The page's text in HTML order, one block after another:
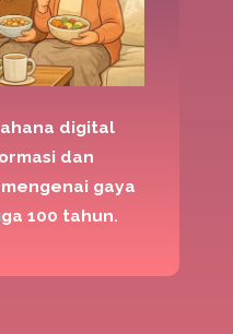
digital
dan
gaya
100 tahun.